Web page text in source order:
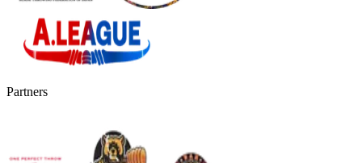
Partners